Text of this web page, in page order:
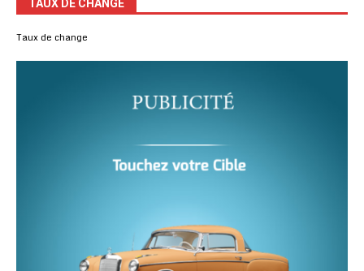
TAUX DE CHANGE
Taux de change